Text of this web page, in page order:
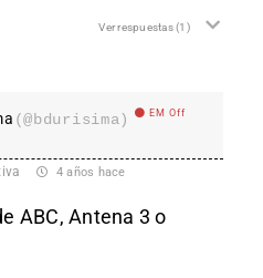
Ver respuestas(1)
(@bdurisima) EM Off
4 años hace
ABC, Antena 3 o